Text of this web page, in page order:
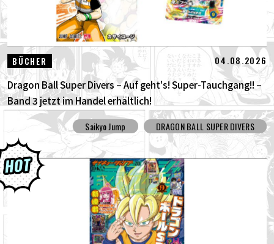
BÜCHER 04.08.2026
Dragon Ball Super Divers – Auf geht's! Super-Tauchgang!! –
Band 3 jetzt im Handel erhältlich!
Saikyo Jump DRAGON BALL SUPER DIVERS